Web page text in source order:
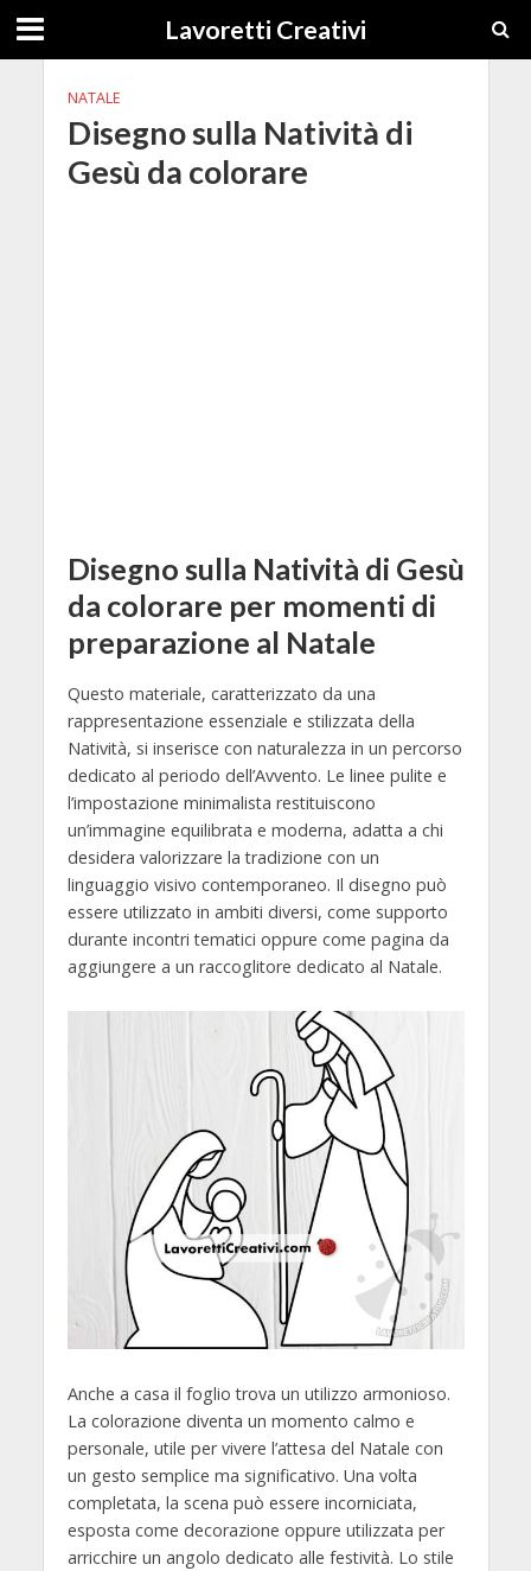
Lavoretti Creativi
NATALE
Disegno sulla Natività di
Gesù da colorare
Disegno sulla Natività di Gesù
da colorare per momenti di
preparazione al Natale
Questo materiale, caratterizzato da una
rappresentazione essenziale e stilizzata della
Natività, si inserisce con naturalezza in un percorso
dedicato al periodo dell’Avvento. Le linee pulite e
l’impostazione minimalista restituiscono
un’immagine equilibrata e moderna, adatta a chi
desidera valorizzare la tradizione con un
linguaggio visivo contemporaneo. Il disegno può
essere utilizzato in ambiti diversi, come supporto
durante incontri tematici oppure come pagina da
aggiungere a un raccoglitore dedicato al Natale.
Anche a casa il foglio trova un utilizzo armonioso.
La colorazione diventa un momento calmo e
personale, utile per vivere l’attesa del Natale con
un gesto semplice ma significativo. Una volta
completata, la scena può essere incorniciata,
esposta come decorazione oppure utilizzata per
arricchire un angolo dedicato alle festività. Lo stile